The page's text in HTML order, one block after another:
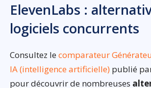
ElevenLabs :
logiciels concurrents
Consultez lecomparateur
IA (intelligence artificielle) publié
pour découvrir de nombreuses